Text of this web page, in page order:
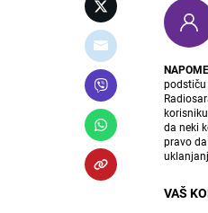
da neki
pravo
VAŠ